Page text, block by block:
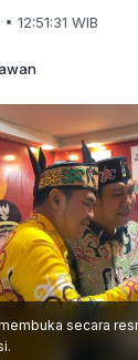
12:51:31 WIB
secara